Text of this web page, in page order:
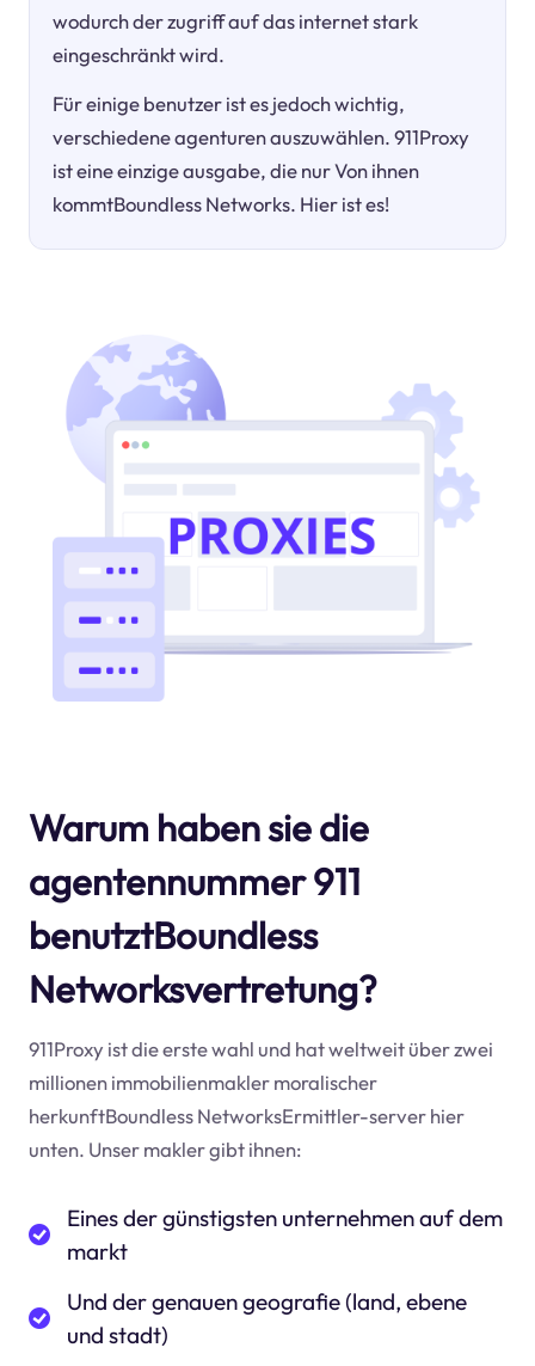
wodurch der zugriff auf das internet stark
eingeschränkt wird.
Für einige benutzer ist es jedoch wichtig,
verschiedene agenturen auszuwählen. 911Proxy
ist eine einzige ausgabe, die nur Von ihnen
kommtBoundless Networks. Hier ist es!
Warum haben sie die
agentennummer 911
benutztBoundless
Networksvertretung?
911Proxy ist die erste wahl und hat weltweit über zwei
millionen immobilienmakler moralischer
herkunftBoundless NetworksErmittler-server hier
unten. Unser makler gibt ihnen:
Eines der günstigsten unternehmen auf dem
markt
Und der genauen geografie (land, ebene
und stadt)